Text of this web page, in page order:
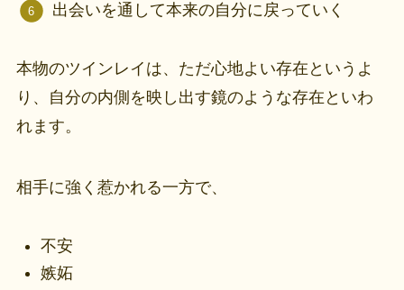
出会いを通して本来の自分に戻っていく
本物のツインレイは、ただ心地よい存在というよ
り、自分の内側を映し出す鏡のような存在といわ
れます。
相手に強く惹かれる一方で、
不安
嫉妬